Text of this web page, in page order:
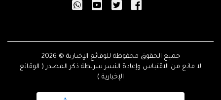
جميع الحقوق محفوظة للوقائع الإخبارية © 2026
لا مانع من الاقتباس وإعادة النشر شريطة ذكر المصدر ( الوقائع
الإخبارية )